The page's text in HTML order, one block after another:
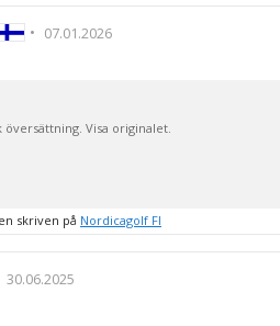
• Recensionsdatum:
07.01.2026
Visa originalet.
skriven på Nordicagolf FI
Recensionsdatum:
30.06.2025